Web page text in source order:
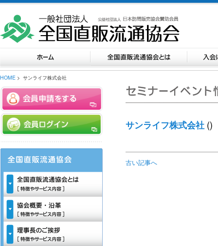
HOME > サンライフ株式会社
サンライフ株式会社 ()
古い記事へ